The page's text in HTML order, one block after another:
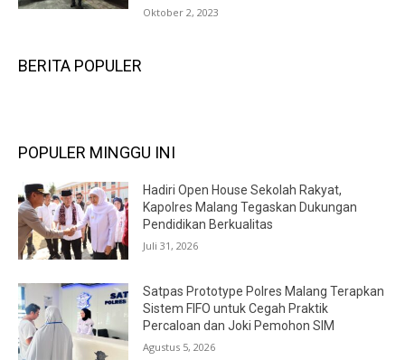
Oktober 2, 2023
BERITA POPULER
POPULER MINGGU INI
Hadiri Open House Sekolah Rakyat,
Kapolres Malang Tegaskan Dukungan
Pendidikan Berkualitas
Juli 31, 2026
Satpas Prototype Polres Malang Terapkan
Sistem FIFO untuk Cegah Praktik
Percaloan dan Joki Pemohon SIM
Agustus 5, 2026